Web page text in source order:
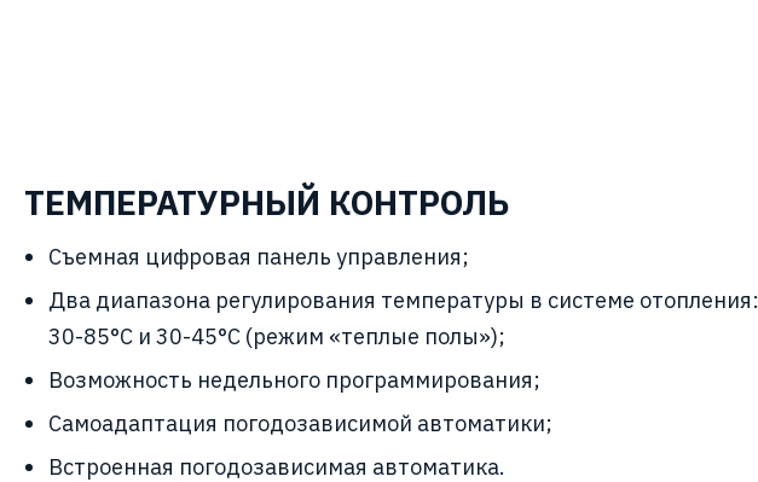
ТЕМПЕРАТУРНЫЙ КОНТРОЛЬ
Съемная цифровая панель управления;
Два диапазона регулирования температуры в системе отопления:
30-85°С и 30-45°С (режим «теплые полы»);
Возможность недельного программирования;
Самоадаптация погодозависимой автоматики;
Встроенная погодозависимая автоматика.